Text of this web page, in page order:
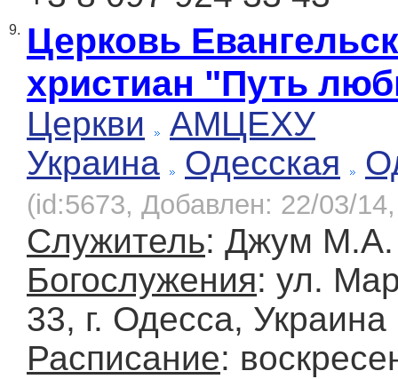
9. Церковь
христиан "Путь
Церкви
АМЦЕХУ
Украина
Одесская
(id:5673, Добавлен: 22/03/
Служитель: Джум М.А.
Богослужения: ул.
33, г. Одесса, Украина
Расписание: